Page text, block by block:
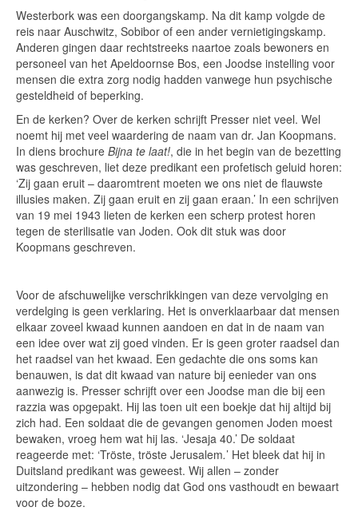
Westerbork was een doorgangskamp. Na dit kamp volgde de
reis naar Auschwitz, Sobibor of een ander vernietigingskamp.
Anderen gingen daar rechtstreeks naartoe zoals bewoners en
personeel van het Apeldoornse Bos, een Joodse instelling voor
mensen die extra zorg nodig hadden vanwege hun psychische
gesteldheid of beperking.
En de kerken? Over de kerken schrijft Presser niet veel. Wel
noemt hij met veel waardering de naam van dr. Jan Koopmans.
In diens brochure Bijna te laat!, die in het begin van de bezetting
was geschreven, liet deze predikant een profetisch geluid horen:
‘Zij gaan eruit – daaromtrent moeten we ons niet de flauwste
illusies maken. Zij gaan eruit en zij gaan eraan.’ In een schrijven
van 19 mei 1943 lieten de kerken een scherp protest horen
tegen de sterilisatie van Joden. Ook dit stuk was door
Koopmans geschreven.
Voor de afschuwelijke verschrikkingen van deze vervolging en
verdelging is geen verklaring. Het is onverklaarbaar dat mensen
elkaar zoveel kwaad kunnen aandoen en dat in de naam van
een idee over wat zij goed vinden. Er is geen groter raadsel dan
het raadsel van het kwaad. Een gedachte die ons soms kan
benauwen, is dat dit kwaad van nature bij eenieder van ons
aanwezig is. Presser schrijft over een Joodse man die bij een
razzia was opgepakt. Hij las toen uit een boekje dat hij altijd bij
zich had. Een soldaat die de gevangen genomen Joden moest
bewaken, vroeg hem wat hij las. ‘Jesaja 40.’ De soldaat
reageerde met: ‘Tröste, tröste Jerusalem.’ Het bleek dat hij in
Duitsland predikant was geweest. Wij allen – zonder
uitzondering – hebben nodig dat God ons vasthoudt en bewaart
voor de boze.